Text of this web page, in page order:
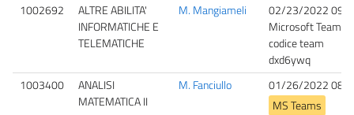
1002692
ALTRE ABILITA'
INFORMATICHE E
TELEMATICHE
M. Mangiameli
02/23/2022
Microsoft Teams,
codice team
dxd6ywq
1003400
ANALISI
MATEMATICA II
M. Fanciullo
01/26/2022
MS Teams